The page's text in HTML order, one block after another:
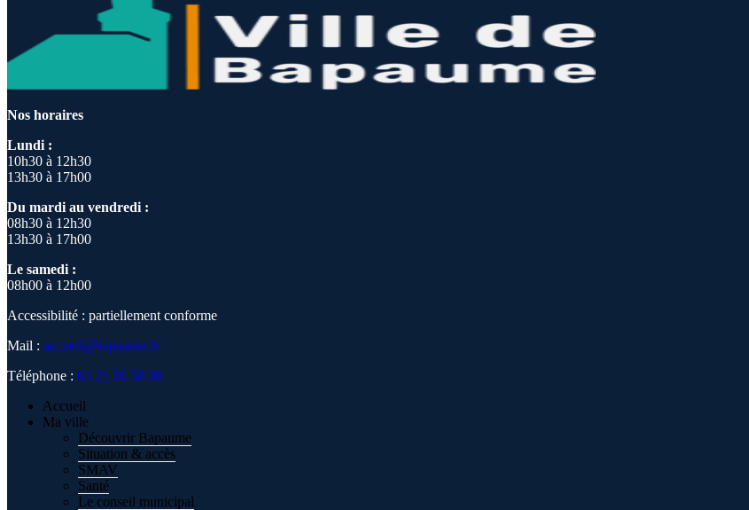
Nos horaires
Lundi :
10h30 à 12h30
13h30 à 17h00
Du mardi au vendredi :
08h30 à 12h30
13h30 à 17h00
Le samedi :
08h00 à 12h00
Accessibilité : partiellement conforme
Mail : accueil@bapaume.fr
Téléphone : 03 21 50 58 80
Accueil
Ma ville
Découvrir Bapaume
Situation & accès
SMAV
Santé
Le conseil municipal